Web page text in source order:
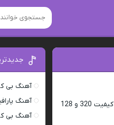
همراه با متن ترانه کامل و کیفیت 320 و 128
آهنگ بی
آهنگ